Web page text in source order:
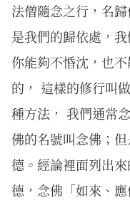
法僧隨念之行，名
是我們的歸依處，
你能夠不惛沈，也
的， 這樣的修行叫
種方法， 我們通常
佛的名號叫念佛；
德。經論裡面列出
德，念佛「如來、